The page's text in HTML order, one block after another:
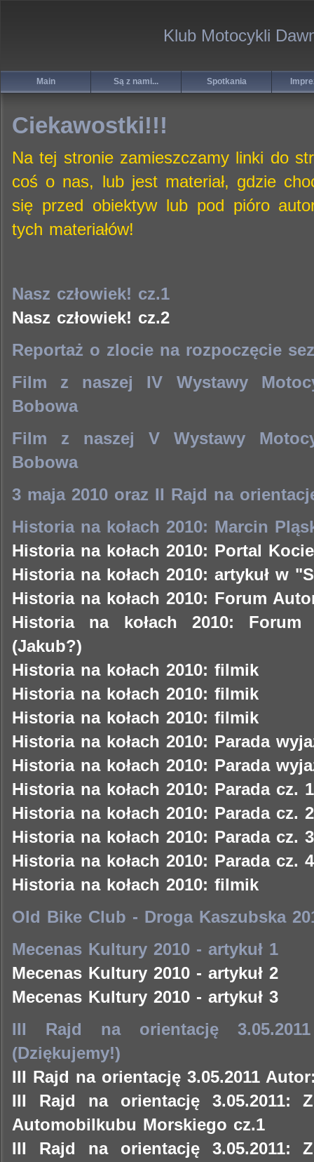
Klub Motocykli
Main Są z nami... Spotkania
Ciekawostki!!!
Na tej stronie zamieszczamy linki do
coś o nas, lub jest materiał, gdzie
się przed obiektyw lub pod pióro
tych materiałów!
Nasz człowiek! cz.1
Nasz człowiek! cz.2
Reportaż o zlocie na rozpoczęcie
Film z naszej IV Wystawy
Bobowa
Film z naszej V Wystawy
Bobowa
3 maja 2010 oraz II Rajd na
Historia na kołach 2010: Marcin
Historia na kołach 2010: Portal
Historia na kołach 2010: artykuł w
Historia na kołach 2010: Forum
Historia na kołach 2010: Forum
(Jakub?)
Historia na kołach 2010: filmik
Historia na kołach 2010: filmik
Historia na kołach 2010: filmik
Historia na kołach 2010: Parada
Historia na kołach 2010: Parada
Historia na kołach 2010: Parada cz.
Historia na kołach 2010: Parada cz.
Historia na kołach 2010: Parada cz.
Historia na kołach 2010: Parada cz.
Historia na kołach 2010: filmik
Old Bike Club - Droga Kaszubska
Mecenas Kultury 2010 - artykuł 1
Mecenas Kultury 2010 - artykuł 2
Mecenas Kultury 2010 - artykuł 3
III Rajd na orientację
(Dziękujemy!)
III Rajd na orientację 3.05.2011
III Rajd na orientację 3.05.2011:
Automobilkubu Morskiego cz.1
III Rajd na orientację 3.05.2011: